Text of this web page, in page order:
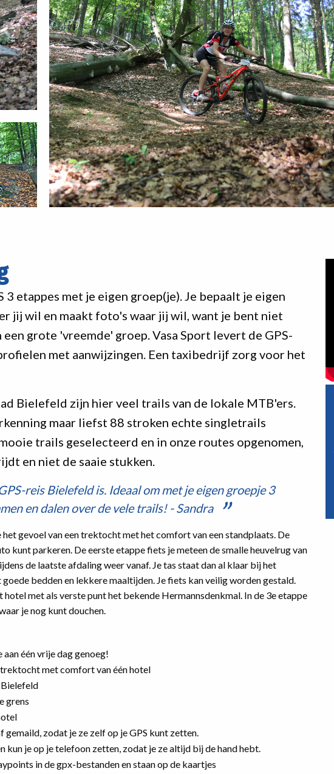
etappes met je eigen groep(je). Je bepaalt je eigen
jij wil en maakt foto's waar jij wil, want je bent niet
grote 'vreemde' groep. Vasa Sport levert de GPS-
met aanwijzingen. Een taxibedrijf zorg voor het
Bielefeld zijn hier veel trails van de lokale MTB'ers.
maar liefst 88 stroken echte singletrails
trails geselecteerd en in onze routes opgenomen,
en niet de saaie stukken.
reis Bielefeld is. Ideaal om met je eigen groepje 3
en dalen over de vele trails! - Sandra
gevoel van een trektocht met het comfort van een standplaats. De
kunt parkeren. De eerste etappe fiets je meteen de smalle heuvelrug van
de laatste afdaling weer vanaf. Je tas staat dan al klaar bij het
bedden en lekkere maaltijden. Je fiets kan veilig worden gestald.
hotel met als verste punt het bekende Hermannsdenkmal. In de 3e etappe
je nog kunt douchen.
één vrije dag genoeg!
met comfort van één hotel
Bielefeld
grens
zodat je ze zelf op je GPS kunt zetten.
kun je op je telefoon zetten, zodat je ze altijd bij de hand hebt.
in de gpx-bestanden en staan op de kaartjes